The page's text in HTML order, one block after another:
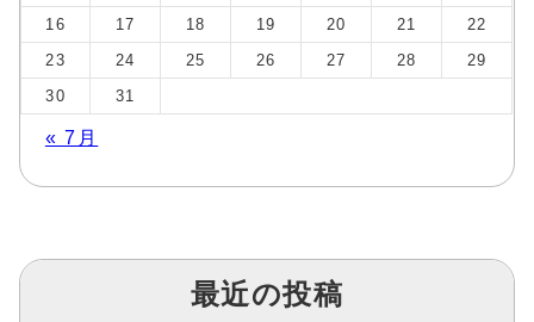
16
17 18 19 20 21
22
23
24 25 26 27 28
29
30
31
« 7月
最近の投稿